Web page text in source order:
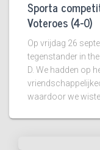
Sporta
Voteroes (4-0)
Op vrijdag 26
tegenstander in
D. We hadden op
waardoor we